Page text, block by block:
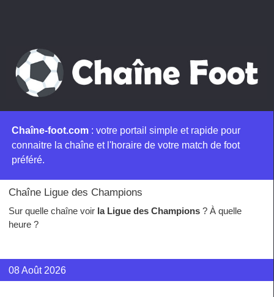
Chaîne-foot.com : votre portail simple et rapide pour
connaitre la chaîne et l'horaire de votre match de foot
préféré.
Chaîne Ligue des Champions
Sur quelle chaîne voir la Ligue des Champions ? À quelle
heure ?
08 Août 2026